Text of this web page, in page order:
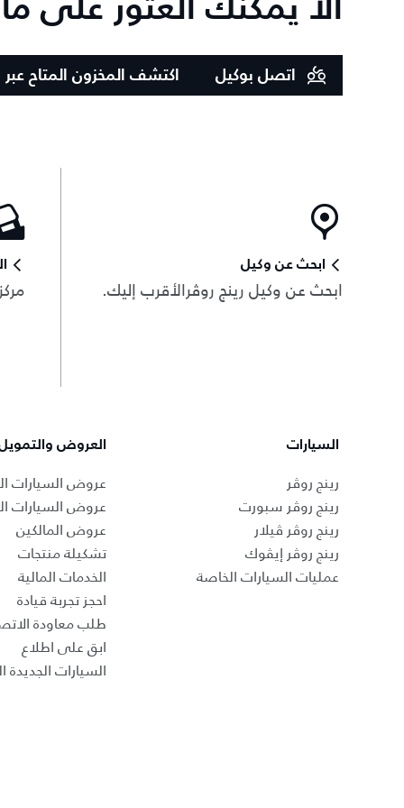
ألا يمكنك العثور على
اتصل بوكيل اكتشف المخزون المتاح عبر
ابحث عن وكيل
ابحث عن وكيل رينج روڤرالأقرب إليك.
السيارات
رينج روڤر
رينج روڤر سبورت
رينج روڤر ڤيلار
رينج روڤر إيڤوك
عمليات السيارات الخاصة
العروض
عروض السيارات
عروض السيارات
عروض المالكين
تشكيلة منتجات
الخدمات المالية
احجز تجربة قيادة
طلب معاودة
ابق على اطلاع
السيارات الجديدة